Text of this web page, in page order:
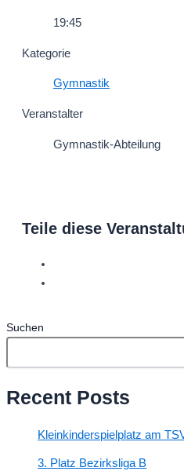
19:45
Kategorie
Gymnastik
Veranstalter
Gymnastik-Abteilung
Teile diese
Suchen
Recent Posts
Kleinkinderspielplatz am
3. Platz Bezirksliga B